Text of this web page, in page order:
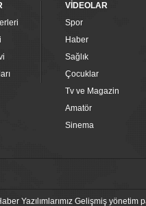
VİDEOLAR
Spor
Haber
Sağlık
Çocuklar
Tv ve Magazin
Amatör
Sinema
Yazılımlarımız Gelişmiş